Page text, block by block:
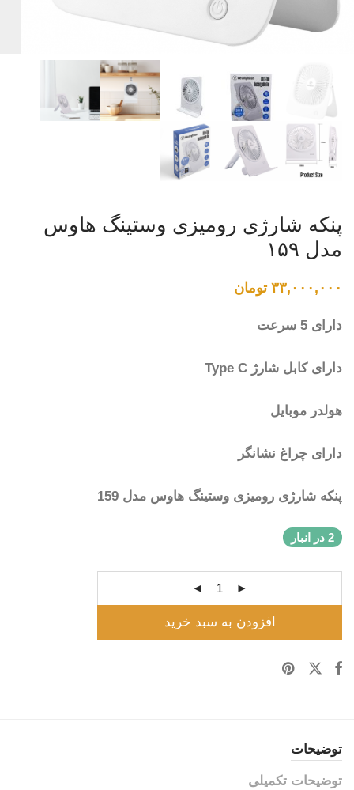
پنکه شارژی رومیزی وستینگ هاوس
مدل ۱۵۹
۳۳,۰۰۰,۰۰۰ تومان
دارای 5 سرعت
دارای کابل شارژ Type C
هولدر موبایل
دارای چراغ نشانگر
پنکه شارژی رومیزی وستینگ هاوس مدل 159
2 در انبار
افزودن به سبد خرید
توضیحات
توضیحات تکمیلی